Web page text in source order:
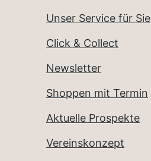
Unser Service für Sie
Click & Collect
Newsletter
Shoppen mit Termin
Aktuelle Prospekte
Vereinskonzept